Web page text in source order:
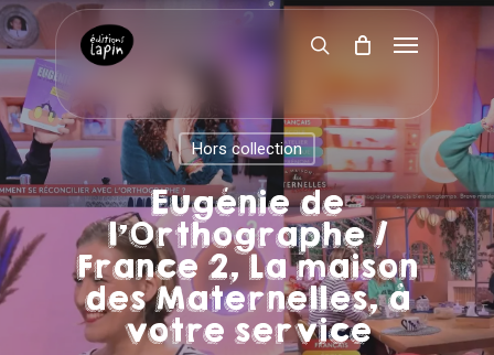
Skip
to
main
content
search
Menu
Hors collection
Eugénie de
l’Orthographe /
France 2, La maison
des Maternelles, à
votre service